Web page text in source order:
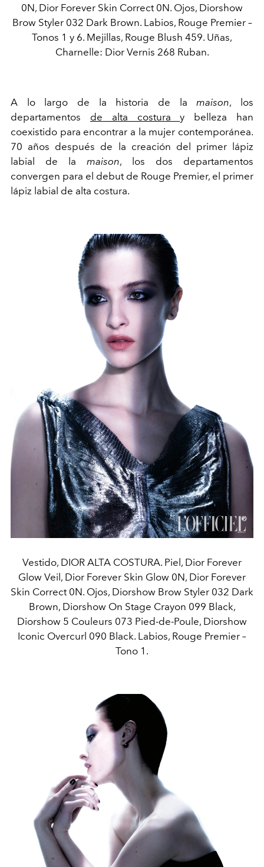
0N, Dior Forever Skin Correct 0N. Ojos, Diorshow
Brow Styler 032 Dark Brown. Labios, Rouge Premier –
Tonos 1 y 6. Mejillas, Rouge Blush 459. Uñas,
Charnelle: Dior Vernis 268 Ruban.
A lo largo de la historia de lamaison, los
departamentos de alta costuray belleza han
coexistido para encontrar a la mujer contemporánea.
70 años después de la creación del primer lápiz
labial de la maison, los dos departamentos
convergen para el debut de Rouge Premier, el primer
lápiz labial de alta costura.
Vestido, DIOR ALTA COSTURA. Piel, Dior Forever
Glow Veil, Dior Forever Skin Glow 0N, Dior Forever
Skin Correct 0N. Ojos, Diorshow Brow Styler 032 Dark
Brown, Diorshow On Stage Crayon 099 Black,
Diorshow 5 Couleurs 073 Pied-de-Poule, Diorshow
Iconic Overcurl 090 Black. Labios, Rouge Premier –
Tono 1.